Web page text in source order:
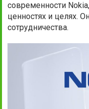
современности
ценностях и целях.
сотрудничества.